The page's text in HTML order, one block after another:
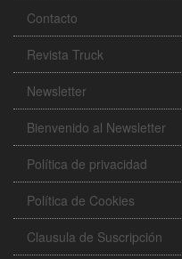
Contacto
Revista Truck
Newsletter
Bienvenido al Newsletter
Política de privacidad
Política de Cookies
Clausula de Suscripción